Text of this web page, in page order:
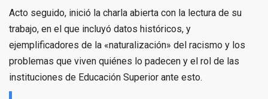
Acto seguido, inició la charla abierta con la lectura de su
trabajo, en el que incluyó datos históricos, y
ejemplificadores de la «naturalización» del racismo y los
problemas que viven quiénes lo padecen y el rol de las
instituciones de Educación Superior ante esto.